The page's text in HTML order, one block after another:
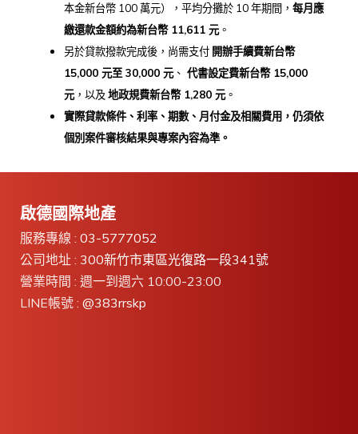
本金新台幣 100 萬元），平均分攤於 10 年期間， 每月應
繳還款金額約為新台幣 11,611 元。
另於貸款撥款完成後，尚需支付 開辦手續費新台幣
15,000 元至 30,000 元、 代書設定費新台幣 15,000
元，以及 地政規費新台幣 1,280 元。
實際貸款條件、利率、期數、月付金及相關費用， 仍須依
個別案件審核結果與專案內容為準。
啟德國際地產
服務專線 : 03-5777052
公司地址 : 300新竹市東區光復路一段341號
營業時間 : 週一到週六 10:00-23:00
LINE帳號 : @383rrskp